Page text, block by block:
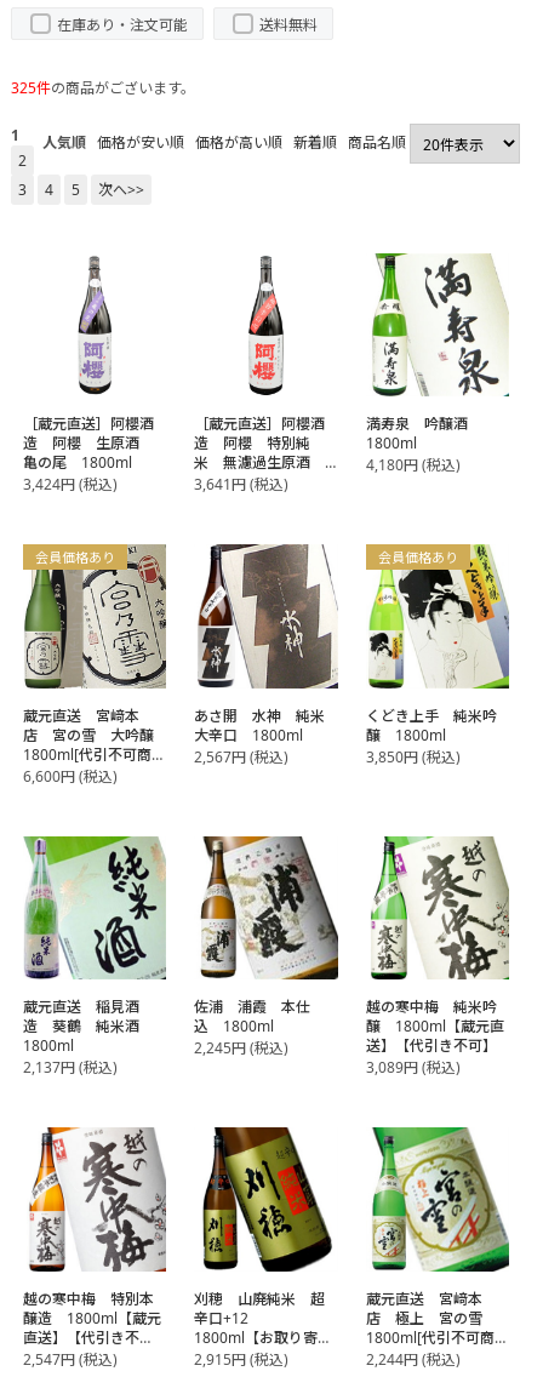
在庫あり・注文可能 送料無料
325件の商品がございます。
人気順 価格が安い順 価格が高い順 新着順 商品名順
1
2
3
4 5 次へ>>
［蔵元直送］阿櫻酒
造 阿櫻 生原酒
亀の尾 1800ml
3,424円(税込)
［蔵元直送］阿櫻酒
造 阿櫻 特別純
米 無濾過生原酒
超旨辛口 1800ml
3,641円(税込)
満寿泉 吟醸酒
1800ml
4,180円(税込)
蔵元直送 宮﨑本
店 宮の雪 大吟醸
1800ml[代引不可商
品]
会員価格あり
6,600円(税込)
あさ開 水神 純米
大辛口 1800ml
2,567円(税込)
くどき上手 純米吟
醸 1800ml
会員価格あり
3,850円(税込)
蔵元直送 稲見酒
造 葵鶴 純米酒
1800ml
2,137円(税込)
佐浦 浦霞 本仕
込 1800ml
2,245円(税込)
越の寒中梅 純米吟
醸 1800ml【蔵元直
送】【代引き不可】
3,089円(税込)
越の寒中梅 特別本
醸造 1800ml【蔵元
直送】【代引き不
可】
2,547円(税込)
刈穂 山廃純米 超
辛口+12
1800ml【お取り寄
せ】
2,915円(税込)
蔵元直送 宮﨑本
店 極上 宮の雪
1800ml[代引不可商
品]
2,244円(税込)